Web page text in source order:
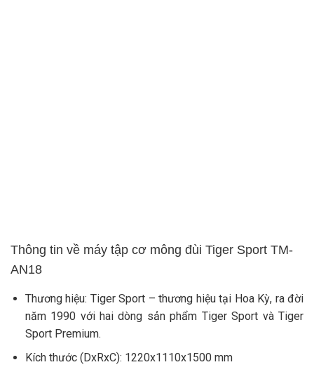
Thông tin về máy tập cơ mông đùi Tiger Sport TM-
AN18
Thương hiệu: Tiger Sport – thương hiệu tại Hoa Kỳ, ra đời
năm 1990 với hai dòng sản phẩm Tiger Sport và Tiger
Sport Premium.
Kích thước (DxRxC): 1220x1110x1500 mm